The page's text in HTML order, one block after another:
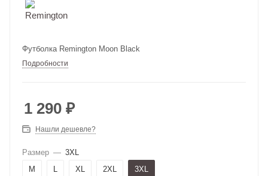
Футболка Remington Moon Black
Подробности
1 290 ₽
Нашли дешевле?
Размер — 3XL
M
L XL 2XL 3XL